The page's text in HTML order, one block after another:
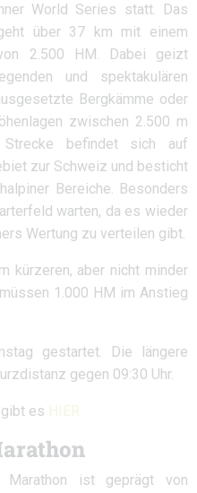
World Series statt. Das
über 37 km mit einem
2.500 HM. Dabei geizt
und spektakulären
Bergkämme oder
zwischen 2.500 m
befindet sich auf
zur Schweiz und besticht
Bereiche. Besonders
warten, da es wieder
Wertung zu verteilen gibt.
kürzeren, aber nicht minder
1.000 HM im Anstieg
gestartet. Die längere
gegen 09:30 Uhr.
es HIER
ist geprägt von